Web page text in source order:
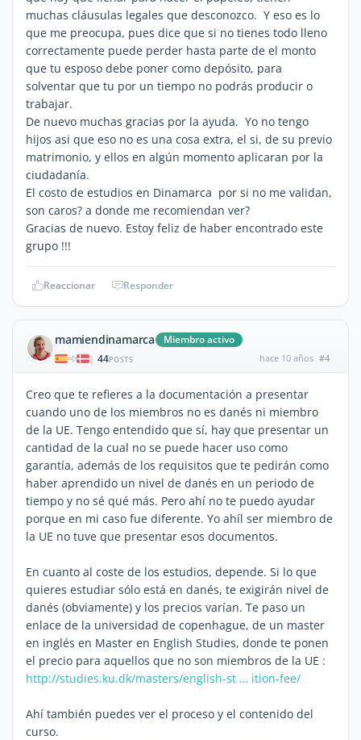
muchas cláusulas legales que desconozco. Y eso es lo
que me preocupa, pues dice que si no tienes todo lleno
correctamente puede perder hasta parte de el monto
que tu esposo debe poner como depósito, para
solventar que tu por un tiempo no podrás producir o
trabajar.
De nuevo muchas gracias por la ayuda. Yo no tengo
hijos asi que eso no es una cosa extra, el si, de su previo
matrimonio, y ellos en algún momento aplicaran por la
ciudadanía.
El costo de estudios en Dinamarca por si no me validan,
son caros? a donde me recomiendan ver?
Gracias de nuevo. Estoy feliz de haber encontrado este
grupo !!!
Reaccionar Responder
mamiendinamarca Miembro activo
| 44POSTS hace 10 años #4
Creo que te refieres a la documentación a presentar
cuando uno de los miembros no es danés ni miembro
de la UE. Tengo entendido que sí, hay que presentar un
cantidad de la cual no se puede hacer uso como
garantía, además de los requisitos que te pedirán como
haber aprendido un nivel de danés en un periodo de
tiempo y no sé qué más. Pero ahí no te puedo ayudar
porque en mi caso fue diferente. Yo ahíl ser miembro de
la UE no tuve que presentar esos documentos.
En cuanto al coste de los estudios, depende. Si lo que
quieres estudiar sólo está en danés, te exigirán nivel de
danés (obviamente) y los precios varían. Te paso un
enlace de la universidad de copenhague, de un master
en inglés en Master en English Studies, donde te ponen
el precio para aquellos que no son miembros de la UE :
http://studies.ku.dk/masters/english-st … ition-fee/
Ahí también puedes ver el proceso y el contenido del
curso.